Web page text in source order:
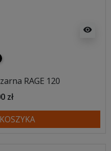
visibility
RAGE 120
zł